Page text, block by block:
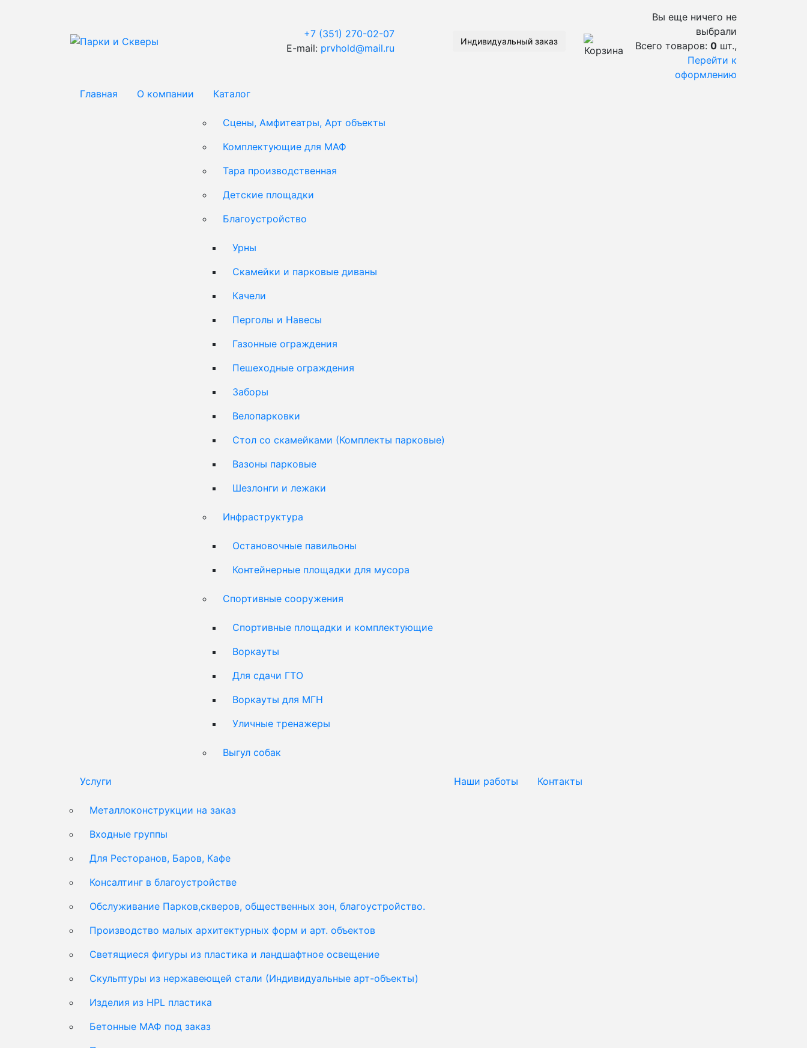
+7 (351) 270-02-07
E-mail: prvhold@mail.ru
Индивидуальный заказ
Вы еще ничего не
выбрали
Всего товаров: 0 шт.,
Перейти к
оформлению
Главная
О компании Каталог
Сцены, Амфитеатры, Арт объекты
Комплектующие для МАФ
Тара производственная
Детские площадки
Благоустройство
Урны
Скамейки и парковые диваны
Качели
Перголы и Навесы
Газонные ограждения
Пешеходные ограждения
Заборы
Велопарковки
Стол со скамейками (Комплекты парковые)
Вазоны парковые
Шезлонги и лежаки
Инфраструктура
Остановочные павильоны
Контейнерные площадки для мусора
Спортивные сооружения
Спортивные площадки и комплектующие
Воркауты
Для сдачи ГТО
Воркауты для МГН
Уличные тренажеры
Выгул собак
Услуги
Металлоконструкции на заказ
Входные группы
Для Ресторанов, Баров, Кафе
Консалтинг в благоустройстве
Обслуживание Парков,скверов, общественных зон, благоустройство.
Производство малых архитектурных форм и арт. объектов
Светящиеся фигуры из пластика и ландшафтное освещение
Скульптуры из нержавеющей стали (Индивидуальные арт-объекты)
Изделия из HPL пластика
Бетонные МАФ под заказ
Наши работы Контакты